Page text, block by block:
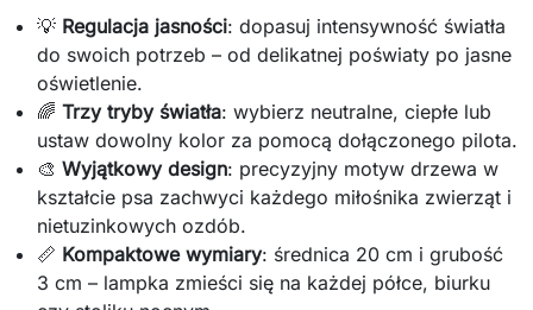
💡 Regulacja jasności: dopasuj intensywność światła
do swoich potrzeb – od delikatnej poświaty po jasne
oświetlenie.
🌈Trzy tryby światła: wybierz neutralne, ciepłe lub
ustaw dowolny kolor za pomocą dołączonego pilota.
🎨Wyjątkowy design: precyzyjny motyw drzewa w
kształcie psa zachwyci każdego miłośnika zwierząt i
nietuzinkowych ozdób.
📏 Kompaktowe wymiary: średnica 20 cm i grubość
3 cm – lampka zmieści się na każdej półce, biurku